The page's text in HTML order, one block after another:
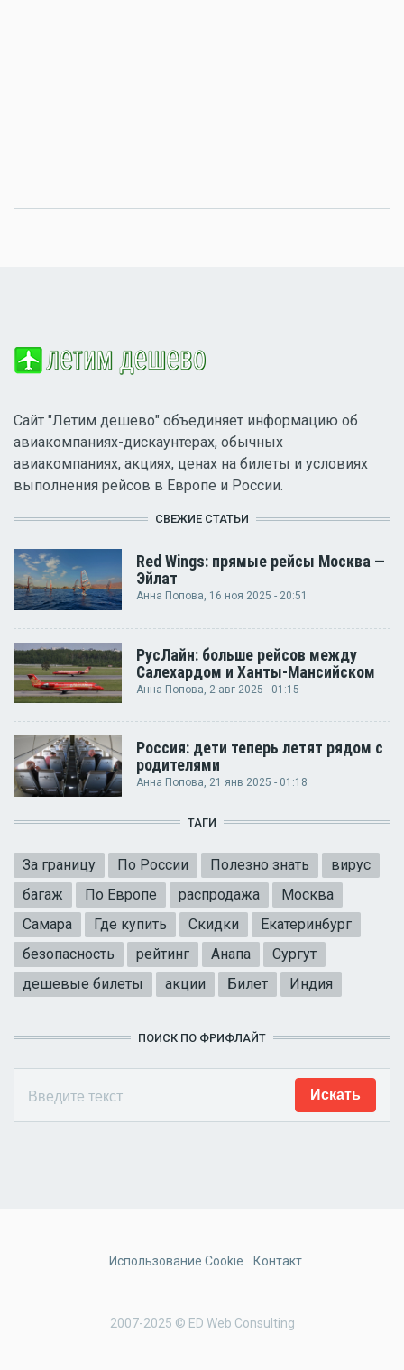
Сайт "Летим дешево" объединяет информацию об
авиакомпаниях-дискаунтерах, обычных
авиакомпаниях, акциях, ценах на билеты и условиях
выполнения рейсов в Европе и России.
СВЕЖИЕ СТАТЬИ
Red Wings: прямые рейсы Москва —
Эйлат
Анна Попова, 16 ноя 2025 - 20:51
РусЛайн: больше рейсов между
Салехардом и Ханты-Мансийском
Анна Попова , 2 авг 2025 - 01:15
Россия: дети теперь летят рядом с
родителями
Анна Попова, 21 янв 2025 - 01:18
ТАГИ
За границу По России Полезно знать
вирус
багаж
По Европе распродажа
Москва
Самара
Где купить Скидки
Екатеринбург
безопасность
рейтинг Анапа
Сургут
дешевые билеты
акции Билет Индия
ПОИСК ПО ФРИФЛАЙТ
2007-2025 © ED Web Consulting
Использование Cookie Контакт